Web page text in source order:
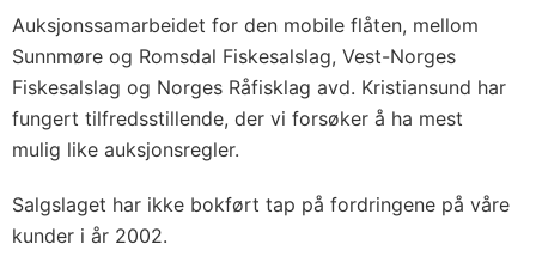
Auksjonssamarbeidet for den mobile flåten, mellom
Sunnmøre og Romsdal Fiskesalslag, Vest-Norges
Fiskesalslag og Norges Råfisklag avd. Kristiansund har
fungert tilfredsstillende, der vi forsøker å ha mest
mulig like auksjonsregler.
Salgslaget har ikke bokført tap på fordringene på våre
kunder i år 2002.